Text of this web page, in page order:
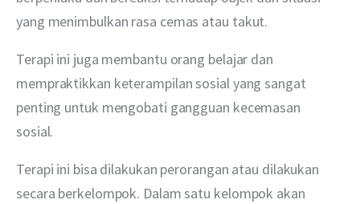
yang menimbulkan rasa cemas atau takut.
Terapi ini juga membantu orang belajar dan
mempraktikkan keterampilan sosial yang sangat
penting untuk mengobati gangguan kecemasan
sosial.
Terapi ini bisa dilakukan perorangan atau dilakukan
secara berkelompok. Dalam satu kelompok akan